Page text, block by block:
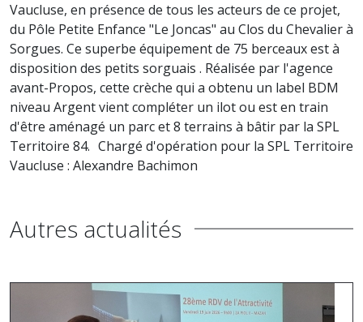
Vaucluse, en présence de tous les acteurs de ce projet,
du Pôle Petite Enfance "Le Joncas" au Clos du Chevalier à
Sorgues. Ce superbe équipement de 75 berceaux est à
disposition des petits sorguais . Réalisée par l'agence
avant-Propos, cette crèche qui a obtenu un label BDM
niveau Argent vient compléter un ilot ou est en train
d'être aménagé un parc et 8 terrains à bâtir par la SPL
Territoire 84. Chargé d'opération pour la SPL Territoire
Vaucluse : Alexandre Bachimon
Autres actualités